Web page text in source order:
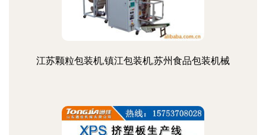
江苏颗粒包装机,镇江包装机,苏州食品包装机械